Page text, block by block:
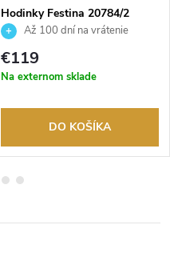
Hodinky Festina 20784/2
Až 100 dní na vrátenie
tovaru. Autorizovaný predajca.
€119
Na externom sklade
DO KOŠÍKA